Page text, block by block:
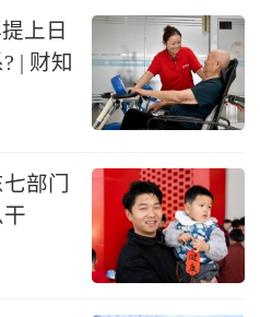
上日
| 财知
部门